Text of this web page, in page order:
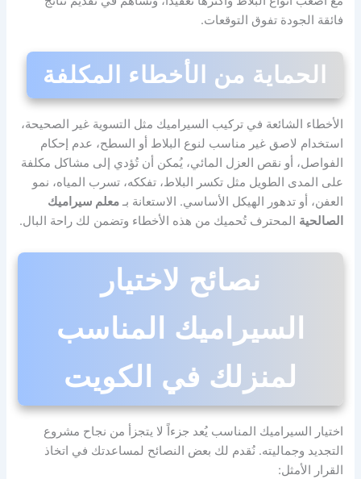
فائقة الجودة تفوق التوقعات.
الحماية من الأخطاء المكلفة
الأخطاء الشائعة في تركيب السيراميك مثل التسوية غير الصحيحة،
استخدام لاصق غير مناسب لنوع البلاط أو السطح، عدم إحكام
الفواصل، أو نقص العزل المائي، يُمكن أن تُؤدي إلى مشاكل مكلفة
على المدى الطويل مثل تكسر البلاط، تفككه، تسرب المياه، نمو
العفن، أو تدهور الهيكل الأساسي. الاستعانة بـمعلم سيراميك
الصالحية المحترف تُحميك من هذه الأخطاء وتضمن لك راحة البال.
نصائح لاختيار
السيراميك المناسب
لمنزلك في الكويت
اختيار السيراميك المناسب يُعد جزءاً لا يتجزأ من نجاح مشروع
التجديد وجماليته. نُقدم لك بعض النصائح لمساعدتك في اتخاذ
القرار الأمثل: